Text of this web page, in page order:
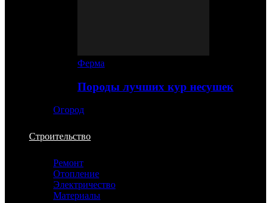
Ферма
Породы лучших кур несушек
Огород
Строительство
Ремонт
Отопление
Электричество
Материалы